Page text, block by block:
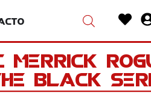
Black